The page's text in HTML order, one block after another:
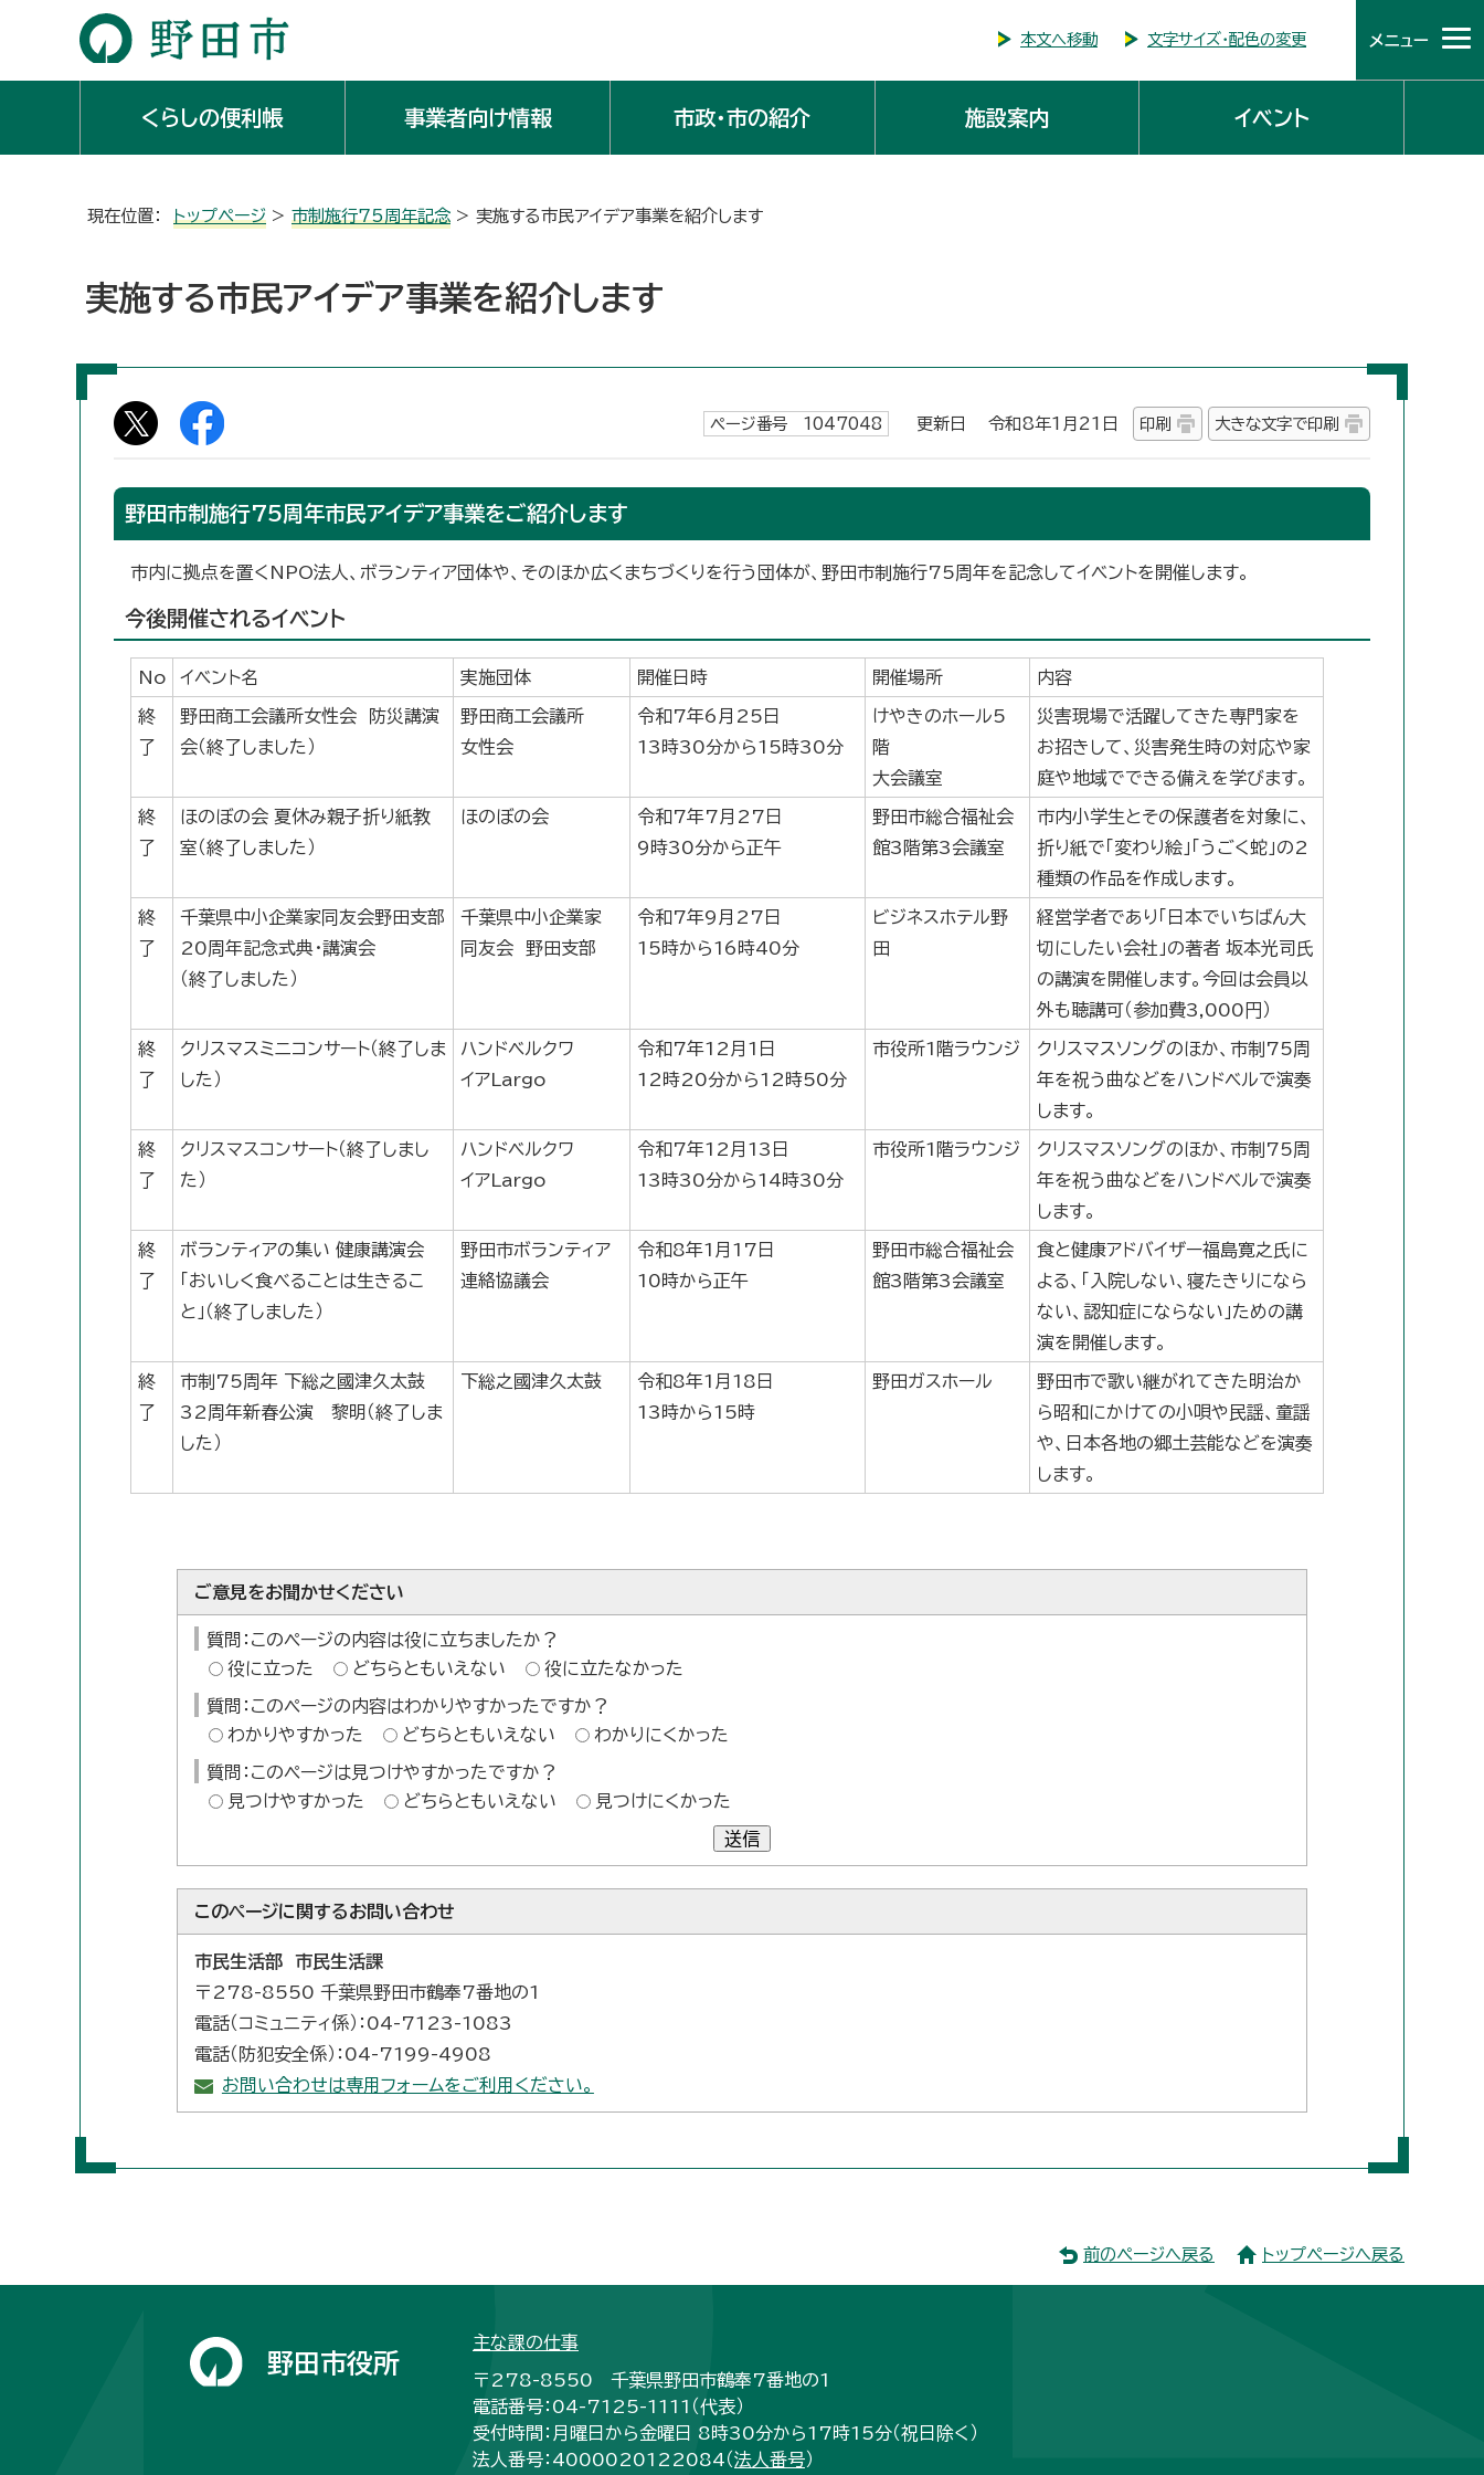
本文へ移動 文字サイズ・配色の変更 メニュー
くらしの便利帳 事業者向け情報 市政・市の紹介 施設案内 イベント
現在位置： トップページ > 市制施行75周年記念 > 実施する市民アイデア事業を紹介します
実施する市民アイデア事業を紹介します
ページ番号 1047048 更新日 令和8年1月21日 印刷 大きな文字で印刷
野田市制施行75周年市民アイデア事業をご紹介します
市内に拠点を置くNPO法人、ボランティア団体や、そのほか広くまちづくりを行う団体が、野田市制施行75周年を記念してイベントを開催します。
今後開催されるイベント
No イベント名 実施団体 開催日時 開催場所 内容
終
了
野田商工会議所女性会 防災講演
会（終了しました）
野田商工会議所
女性会
令和7年6月25日
13時30分から15時30分
けやきのホール5
階
大会議室
災害現場で活躍してきた専門家を
お招きして、災害発生時の対応や家
庭や地域でできる備えを学びます。
終
了
ほのぼの会 夏休み親子折り紙教
室（終了しました）
ほのぼの会
令和7年7月27日
9時30分から正午
野田市総合福祉会
館3階第3会議室
市内小学生とその保護者を対象に、
折り紙で「変わり絵」「うごく蛇」の2
種類の作品を作成します。
終
了
千葉県中小企業家同友会野田支部
20周年記念式典・講演会
（終了しました）
千葉県中小企業家
同友会 野田支部
令和7年9月27日
15時から16時40分
ビジネスホテル野
田
経営学者であり「日本でいちばん大
切にしたい会社」の著者 坂本光司氏
の講演を開催します。今回は会員以
外も聴講可（参加費3,000円）
終
了
クリスマスミニコンサート（終了しま
した）
ハンドベルクワ
イアLargo
令和7年12月1日
12時20分から12時50分
市役所1階ラウンジ
クリスマスソングのほか、市制75周
年を祝う曲などをハンドベルで演奏
します。
終
了
クリスマスコンサート（終了しまし
た）
ハンドベルクワ
イアLargo
令和7年12月13日
13時30分から14時30分
市役所1階ラウンジ
クリスマスソングのほか、市制75周
年を祝う曲などをハンドベルで演奏
します。
終
了
ボランティアの集い 健康講演会
「おいしく食べることは生きるこ
と」（終了しました）
野田市ボランティア
連絡協議会
令和8年1月17日
10時から正午
野田市総合福祉会
館3階第3会議室
食と健康アドバイザー福島寛之氏に
よる、「入院しない、寝たきりになら
ない、認知症にならない」ための講
演を開催します。
終
了
市制75周年 下総之國津久太鼓
32周年新春公演 黎明（終了しま
した）
下総之國津久太鼓
令和8年1月18日
13時から15時
野田ガスホール
野田市で歌い継がれてきた明治か
ら昭和にかけての小唄や民謡、童謡
や、日本各地の郷土芸能などを演奏
します。
ご意見をお聞かせください
質問：このページの内容は役に立ちましたか？
役に立った
どちらともいえない 役に立たなかった
質問：このページの内容はわかりやすかったですか？
わかりやすかった
どちらともいえない わかりにくかった
質問：このページは見つけやすかったですか？
見つけやすかった
どちらともいえない 見つけにくかった
送信
このページに関するお問い合わせ
市民生活部 市民生活課
〒278-8550 千葉県野田市鶴奉7番地の1
電話（コミュニティ係）：04-7123-1083
電話（防犯安全係）：04-7199-4908
お問い合わせは専用フォームをご利用ください。
前のページへ戻る トップページへ戻る
野田市役所
主な課の仕事
〒278-8550 千葉県野田市鶴奉7番地の1
電話番号：04-7125-1111（代表）
受付時間：月曜日から金曜日 8時30分から17時15分（祝日除く）
法人番号：4000020122084（法人番号）